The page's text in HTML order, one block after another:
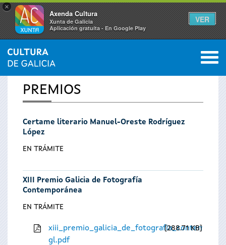
×
Axenda Cultura
Xunta de Galicia
Aplicación gratuíta - En Google Play
VER
Vostede
está
aquí
INICIO 0
PREMIOS
Certame literario Manuel-Oreste Rodríguez
López
EN TRÁMITE
XIII Premio Galicia de Fotografía
Contemporánea
EN TRÁMITE
gl.pdf
288.71 KB